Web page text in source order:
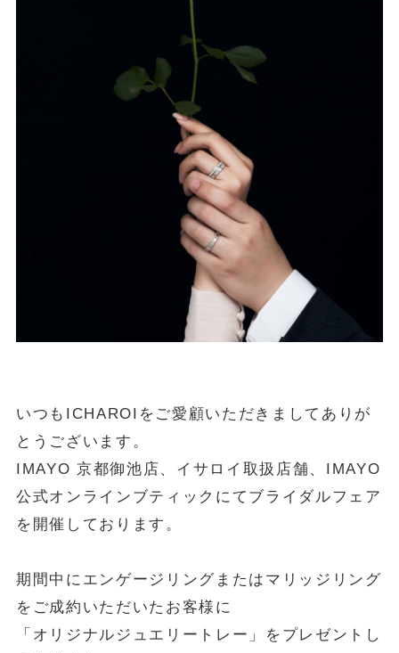
いつもICHAROIをご愛顧いただきましてありが
とうございます。
IMAYO 京都御池店、イサロイ取扱店舗、IMAYO
公式オンラインブティック にてブライダルフェア
を開催しております。
期間中にエンゲージリングまたはマリッジリング
をご成約いただいたお客様に
「オリジナルジュエリートレー」をプレゼントし